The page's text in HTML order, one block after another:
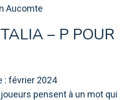
Aucomte
– P POUR
: février 2024
pensent à un mot qui